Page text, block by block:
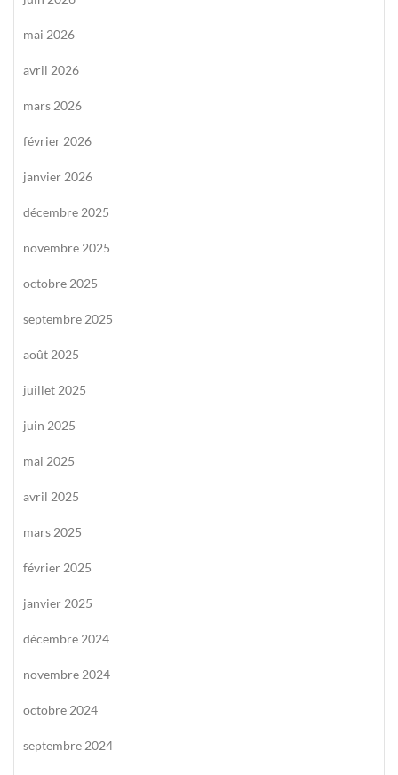
mai 2026
avril 2026
mars 2026
février 2026
janvier 2026
décembre 2025
novembre 2025
octobre 2025
septembre 2025
août 2025
juillet 2025
juin 2025
mai 2025
avril 2025
mars 2025
février 2025
janvier 2025
décembre 2024
novembre 2024
octobre 2024
septembre 2024